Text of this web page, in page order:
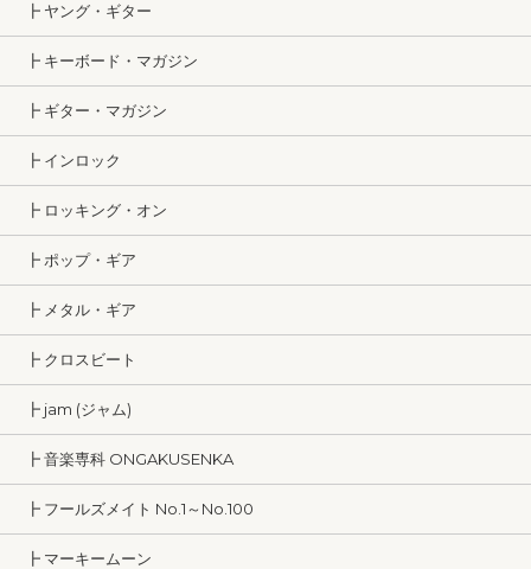
┣ ヤング・ギター
┣ キーボード・マガジン
┣ ギター・マガジン
┣ インロック
┣ ロッキング・オン
┣ ポップ・ギア
┣ メタル・ギア
┣ クロスビート
┣ jam (ジャム)
┣ 音楽専科 ONGAKUSENKA
┣ フールズメイト No.1～No.100
┣ マーキームーン